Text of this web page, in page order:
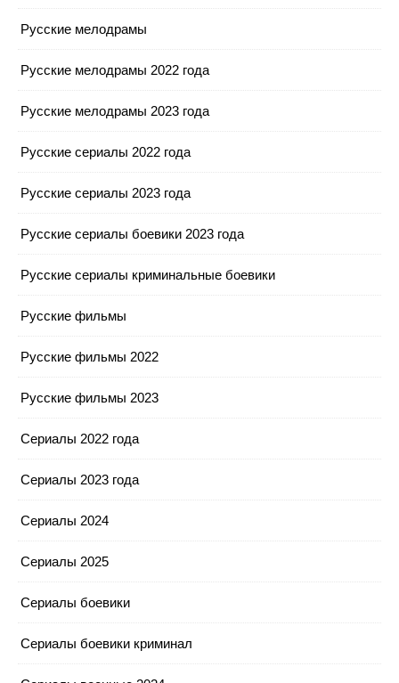
Русские мелодрамы
Русские мелодрамы 2022 года
Русские мелодрамы 2023 года
Русские сериалы 2022 года
Русские сериалы 2023 года
Русские сериалы боевики 2023 года
Русские сериалы криминальные боевики
Русские фильмы
Русские фильмы 2022
Русские фильмы 2023
Сериалы 2022 года
Сериалы 2023 года
Сериалы 2024
Сериалы 2025
Сериалы боевики
Сериалы боевики криминал